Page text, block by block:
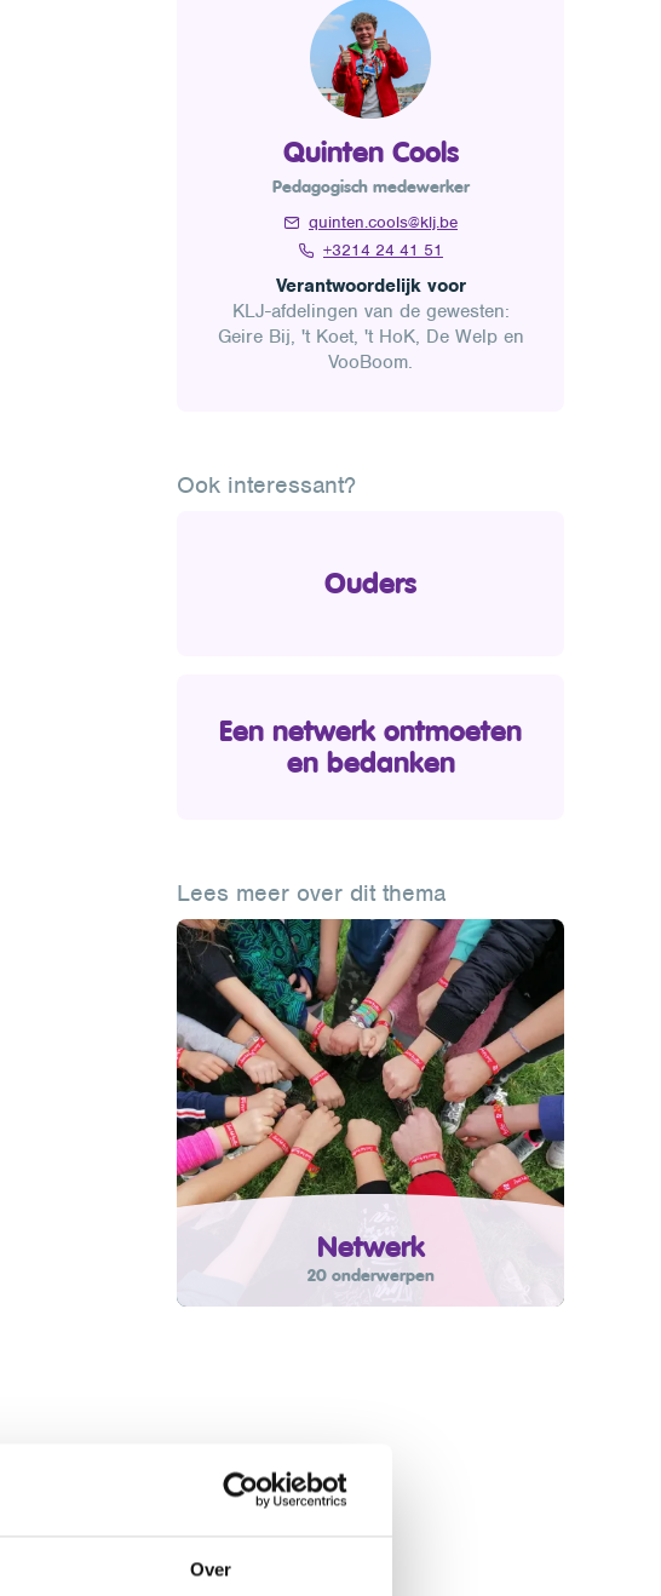
Over
Quinten Cools
Pedagogisch medewerker
quinten.cools@klj.be
+3214 24 41 51
Verantwoordelijk voor
KLJ-afdelingen van de gewesten:
Geire Bij, 't Koet, 't HoK, De Welp en
VooBoom.
Ook interessant?
Ouders
Een netwerk ontmoeten
en bedanken
Lees meer over dit thema
Netwerk
20 onderwerpen